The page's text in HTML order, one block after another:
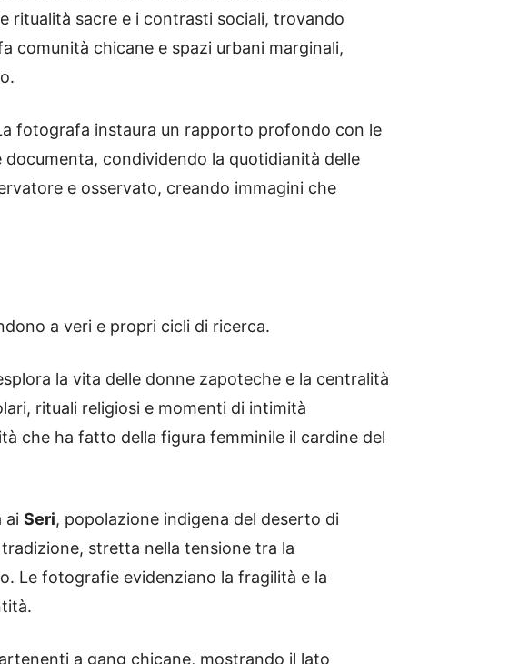
ritualità sacre e i contrasti sociali, trovando
comunità chicane e spazi urbani marginali,
fotografa instaura un rapporto profondo con le
condividendo la quotidianità delle
e osservato, creando immagini che
a veri e propri cicli di ricerca.
la vita delle donne zapoteche e la centralità
rituali religiosi e momenti di intimità
che ha fatto della figura femminile il cardine del
ai Seri, popolazione indigena del deserto di
stretta nella tensione tra la
Le fotografie evidenziano la fragilità e la
a gang chicane, mostrando il lato